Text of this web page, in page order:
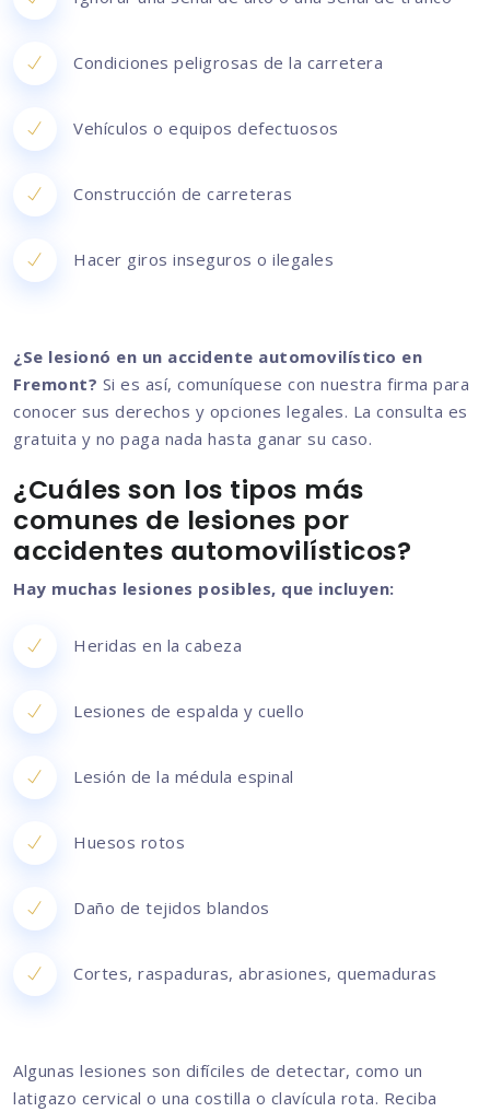
Condiciones peligrosas de la carretera
Vehículos o equipos defectuosos
Construcción de carreteras
Hacer giros inseguros o ilegales
¿Se lesionó en un accidente automovilístico en
Fremont? Si es así, comuníquese con nuestra firma para
conocer sus derechos y opciones legales. La consulta es
gratuita y no paga nada hasta ganar su caso.
¿Cuáles son los tipos más
comunes de lesiones por
accidentes automovilísticos?
Hay muchas lesiones posibles, que incluyen:
Heridas en la cabeza
Lesiones de espalda y cuello
Lesión de la médula espinal
Huesos rotos
Daño de tejidos blandos
Cortes, raspaduras, abrasiones, quemaduras
Algunas lesiones son difíciles de detectar, como un
latigazo cervical o una costilla o clavícula rota. Reciba